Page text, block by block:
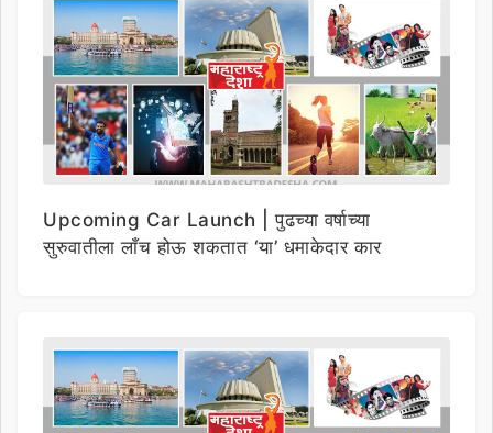
Upcoming Car Launch | पुढच्या वर्षाच्या
सुरुवातीला लाँच होऊ शकतात ‘या’ धमाकेदार कार